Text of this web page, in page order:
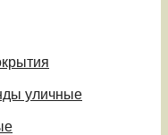
уличные